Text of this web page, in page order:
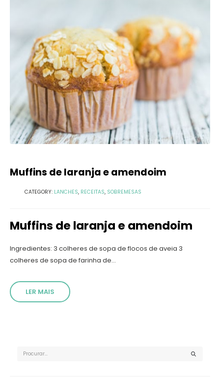
Muffins de laranja e amendoim
CATEGORY: LANCHES, RECEITAS, SOBREMESAS
Muffins de laranja e amendoim
Ingredientes: 3 colheres de sopa de flocos de aveia 3
colheres de sopa de farinha de...
LER MAIS